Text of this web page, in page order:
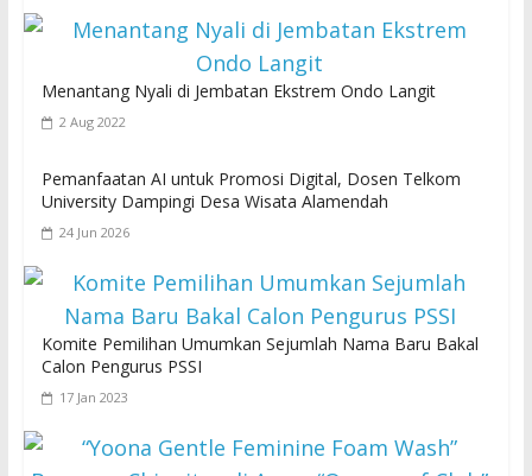
Menantang Nyali di Jembatan Ekstrem Ondo Langit
2 Aug 2022
Pemanfaatan AI untuk Promosi Digital, Dosen Telkom
University Dampingi Desa Wisata Alamendah
24 Jun 2026
Komite Pemilihan Umumkan Sejumlah Nama Baru Bakal
Calon Pengurus PSSI
17 Jan 2023